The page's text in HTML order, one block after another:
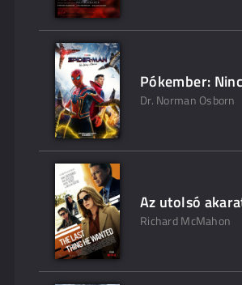
Pókember:
Dr. Norman Osborn
Az utolsó
Richard McMahon